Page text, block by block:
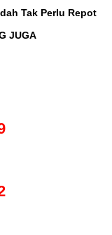
Tak Perlu Repot
JUGA